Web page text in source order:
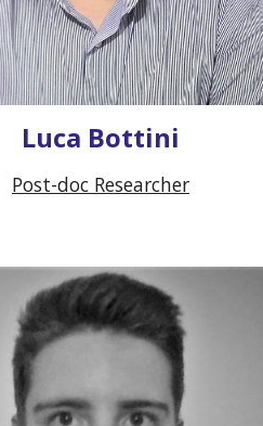
Luca Bottini
Post-doc Researcher